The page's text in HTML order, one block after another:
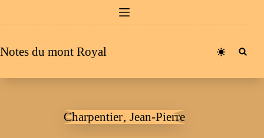
au
Notes du mont Royal
Charpentier‚ Jean-Pierre